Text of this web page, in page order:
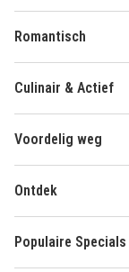
Romantisch
Culinair & Actief
Voordelig weg
Ontdek
Populaire Specials